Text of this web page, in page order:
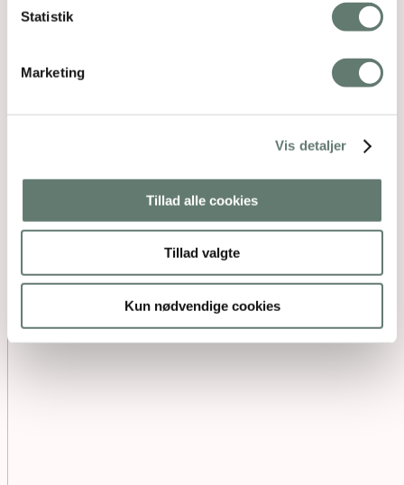
Statistik
Marketing
Vis detaljer
Tillad alle cookies
Tillad valgte
Kun nødvendige cookies